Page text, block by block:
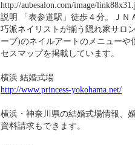
http://aubesalon.com/image/
説明 「表参道駅」徒歩４分。ＪＮ
巧派ネイリストが揃う隠れ家サロ
ーブ)のネイルアートのメニューや
セスマップを掲載しています。
横浜 結婚式場
http://www.princess-yokohama.net/
横浜・神奈川県の結婚式場情報、
資料請求もできます。